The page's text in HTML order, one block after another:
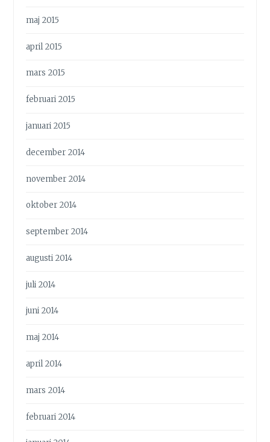
maj 2015
april 2015
mars 2015
februari 2015
januari 2015
december 2014
november 2014
oktober 2014
september 2014
augusti 2014
juli 2014
juni 2014
maj 2014
april 2014
mars 2014
februari 2014